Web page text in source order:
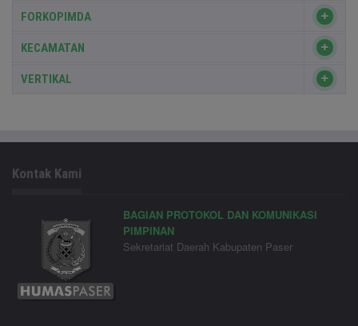
FORKOPIMDA
KECAMATAN
VERTIKAL
Kontak Kami
BAGIAN PROTOKOL DAN KOMUNIKASI
PIMPINAN
Sekretariat Daerah Kabupaten Paser